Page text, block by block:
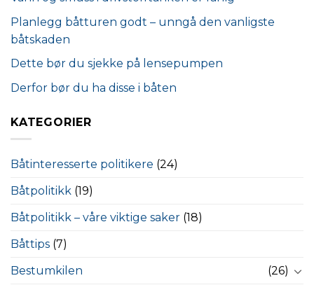
Planlegg båtturen godt – unngå den vanligste
båtskaden
Dette bør du sjekke på lensepumpen
Derfor bør du ha disse i båten
KATEGORIER
Båtinteresserte politikere (24)
Båtpolitikk (19)
Båtpolitikk – våre viktige saker (18)
Båttips (7)
Bestumkilen
(26)